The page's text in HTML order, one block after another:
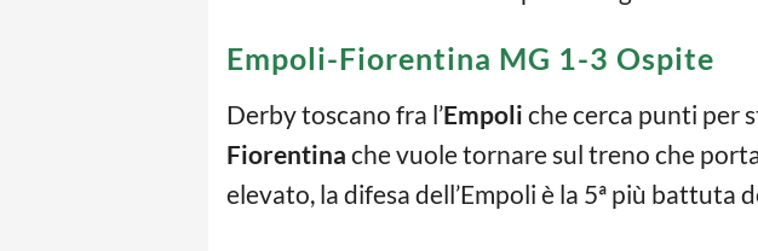
Empoli-Fiorentina MG 1-3 Ospite
Derby toscano fra l’Empoli che cerca punti per
Fiorentina che vuole tornare sul treno che
elevato, la difesa dell’Empoli è la 5ª più battuta